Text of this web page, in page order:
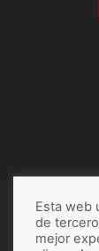
Esta web
de
mejor